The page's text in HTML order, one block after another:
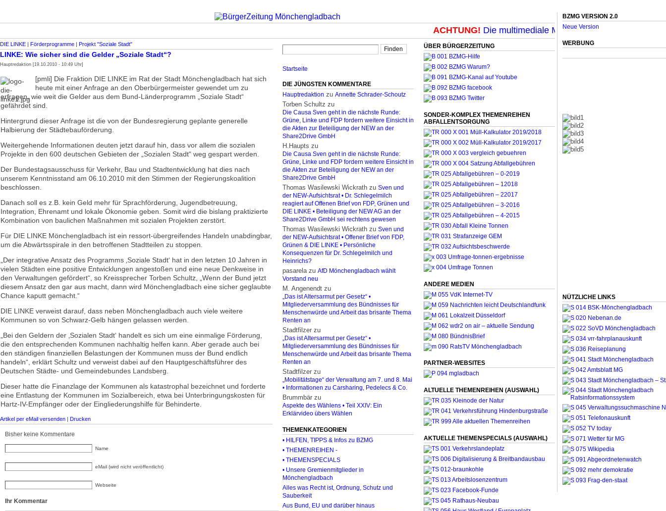
ACHTUNG!Die multimediale Mit-Mach-Zeitung für
DIE LINKE | Förderprogramme | Projekt "Soziale Stadt"
LINKE: Wie sicher sind die Gelder „Soziale Stadt“?
Hauptredaktion [19.10.2010 - 10:49 Uhr]
[pmli] Die Fraktion DIE LINKE im Rat der Stadt Mönchengladbach hat sich
heute mit einer Anfrage an den Oberbürgermeister gewendet um zu
erfragen, wie weit die Gelder aus dem Bund-Länderprogramm „Soziale Stadt“
gefährdet sind.
Hintergrund dieser Anfrage ist die von der Bundesregierung geplante generelle
Halbierung der Städtebauförderung.
Weitergehende Informationen deuten jetzt darauf hin, dass vor allem die sozialen
Projekte in den 600 deutschen Gebieten der „Sozialen Stadt“ weg gespart werden.
Der Bundestagsausschuss für Verkehr, Bau und Stadtentwicklung hat dies nach
unserem Kenntnisstand am 06.10.2010 mit den Stimmen der Regierungskoalition
beschlossen.
Danach soll es z.B. kein Geld mehr für Sprachförderung, Jugendbetreuung,
Integration, Ehrenamt und lokale Ökonomie geben. Somit wird die bislang praktizierte
Kombination von baulichen Maßnahmen mit sozialen Projekten zerstört.
Für DIE LINKE Mönchengladbach ist ein ressort-übergreifendes Handeln unabdingbar,
um die Abwärtsspirale in den betroffenen Stadtteilen zu stoppen.
„Der integrative Ansatz des Programms ‚Soziale Stadt‘ hat in den letzten 10 Jahren in
vielen Städten eine positive Entwicklungen angestoßen und eine neue Denkweise in
den Verwaltungen gefördert“, so Kreissprecher Torben Schultz, „Wenn der Bund jetzt
diesem Ansatz den gar aus macht, dann wird Mönchengladbach eine sicher geglaubte
Chance kaputt gemacht.“
DIE LINKE verweist darauf, dass neben Mönchengladbach auch viele weitere
Kommunen so von Schwarz-Gelb hängen gelassen werden.
„Bei den Geldern der ‚Sozialen Stadt‘ handelt es sich um eine einmalige Förderung,
die den entsprechenden Kommunen nachhaltig helfen kann. Aber gerade auch bei
den ständigen finanziellen Belastungen der Kommunen muss der Bund endlich
handeln“, erklärt Schultz und verweist dabei auf den Hauptgeschäftsführer des
Deutschen Städte- und Gemeindebundes Landsberg.
Dieser hatte die Finanzlage der Kommunen als katastrophal bezeichnet und forderte
eine Entlastung der Kommunen im Sozialbereich, etwa bei Unterbringungskosten für
Hartz-IV-Empfänger oder der Eingliederungshilfe für Behinderte.
Artikel per eMail versenden | Drucken
Bisher keine Kommentare
Name
eMail (wird nicht veröffentlicht)
Webseite
Ihr Kommentar
Startseite
DIE JÜNGSTEN KOMMENTARE
Hauptredaktion zu Annette Schrader-Schoutz
Torben Schultz zu
Die Causa Sven geht in die nächste Runde:
Grüne, Linke und FDP fordern weitere Einsicht in
die Akten zur Beteiligung der NEW an der
Share2Drive GmbH
H.Haupts zu
Die Causa Sven geht in die nächste Runde:
Grüne, Linke und FDP fordern weitere Einsicht in
die Akten zur Beteiligung der NEW an der
Share2Drive GmbH
Thomas Wasilewski Wickrath zu Sven und
der NEW-Aufsichtsrat • Dr. Schlegelmilch
reagiert auf Offenen Brief von FDP, Grünen und
DIE LINKE • Beteiligung der NEW AG an der
Share2Drive GmbH sei rechtens gewesen
Thomas Wasilewski Wickrath zu Sven und
der NEW-Aufsichtsrat • Offener Brief von FDP,
Grünen & DIE LINKE • Persönliche
Konsequenzen für Dr. Schlegelmilch und
Heinrichs?
pasarelazu AfD Mönchengladbach wählt
Vorstand neu
M. Angenendt zu
„Das ist Altersarmut per Gesetz“ •
Mitgliederversammlung des Bündnisses für
Menschenwürde und Arbeit das brisante Thema
Renten an
Stadtfilzer zu
„Das ist Altersarmut per Gesetz“ •
Mitgliederversammlung des Bündnisses für
Menschenwürde und Arbeit das brisante Thema
Renten an
Stadtfilzer zu
„Mobilitätstage“ der Verwaltung am 7. und 8. Mai
• Informationen zu Carsharing, Pedelecs & Co.
Brummbär zu
Aspekte des Wählens • Teil XXIV: Ein
Erklärvideo übers Wählen
THEMENKATEGORIEN
• HILFEN, TIPPS & Infos zu BZMG
• THEMENREIHEN -
• THEMENSPECIALS
• Unsere Gremienmitglieder in
Mönchengladbach
Alles was Recht ist, Ordnung, Schutz und
Sauberkeit
Aus Bund, EU und darüber hinaus
ÜBER BÜRGERZEITUNG
SONDER-KOMPLEX THEMENREIHEN
ABFALLENTSORGUNG
ANDERE MEDIEN
PARTNER-WEBSITES
ALTUELLE THEMENREIHEN (AUSWAHL)
AKTUELLE THEMENSPECIALS (AUSWAHL)
BZMG VERSION 2.0
Neue Version
WERBUNG
NÜTZLICHE LINKS